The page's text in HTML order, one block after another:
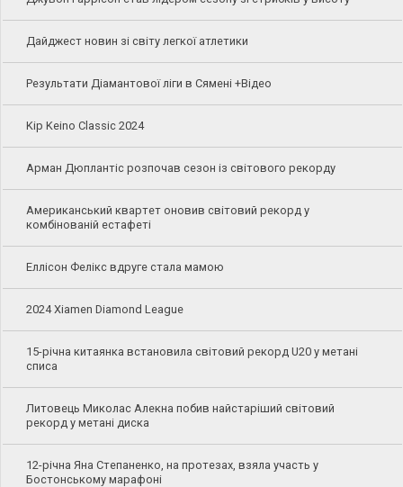
Дайджест новин зі світу легкої атлетики
Результати Діамантової ліги в Сямені +Відео
Kip Keino Classic 2024
Арман Дюплантіс розпочав сезон із світового рекорду
Американський квартет оновив світовий рекорд у
комбінованій естафеті
Еллісон Фелікс вдруге стала мамою
2024 Xiamen Diamond League
15-річна китаянка встановила світовий рекорд U20 у метані
списа
Литовець Миколас Алекна побив найстаріший світовий
рекорд у метані диска
12-річна Яна Степаненко, на протезах, взяла участь у
Бостонському марафоні